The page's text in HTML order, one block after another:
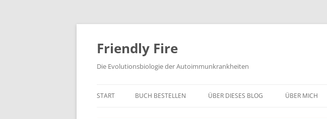
Zum
springen
Friendly Fire
Die Evolutionsbiologie der Autoimmunkrankheiten
START BUCH BESTELLEN ÜBER DIESES BLOG ÜBER MICH